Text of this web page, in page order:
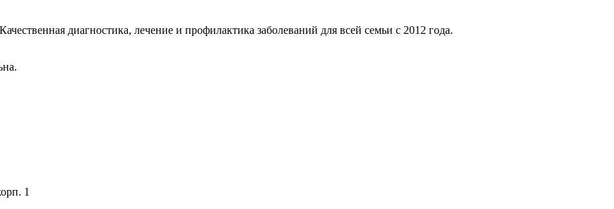
диагностика, лечение и профилактика заболеваний для всей семьи с 2012 года.
1